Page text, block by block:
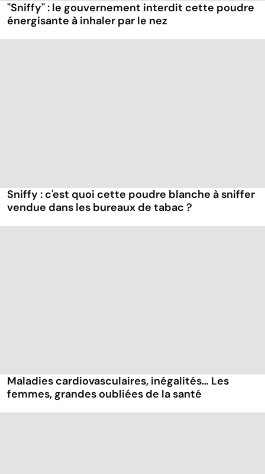
"Sniffy" : le gouvernement interdit cette poudre
énergisante à inhaler par le nez
Sniffy : c'est quoi cette poudre blanche à sniffer
vendue dans les bureaux de tabac ?
Maladies cardiovasculaires, inégalités… Les
femmes, grandes oubliées de la santé